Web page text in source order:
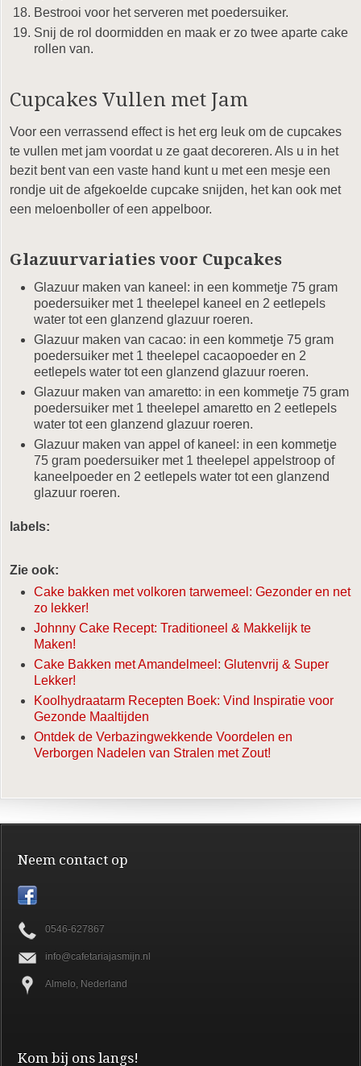
Bestrooi voor het serveren met poedersuiker.
Snij de rol doormidden en maak er zo twee aparte cake
rollen van.
Cupcakes Vullen met Jam
Voor een verrassend effect is het erg leuk om de cupcakes
te vullen met jam voordat u ze gaat decoreren. Als u in het
bezit bent van een vaste hand kunt u met een mesje een
rondje uit de afgekoelde cupcake snijden, het kan ook met
een meloenboller of een appelboor.
Glazuurvariaties voor Cupcakes
Glazuur maken van kaneel: in een kommetje 75 gram
poedersuiker met 1 theelepel kaneel en 2 eetlepels
water tot een glanzend glazuur roeren.
Glazuur maken van cacao: in een kommetje 75 gram
poedersuiker met 1 theelepel cacaopoeder en 2
eetlepels water tot een glanzend glazuur roeren.
Glazuur maken van amaretto: in een kommetje 75 gram
poedersuiker met 1 theelepel amaretto en 2 eetlepels
water tot een glanzend glazuur roeren.
Glazuur maken van appel of kaneel: in een kommetje
75 gram poedersuiker met 1 theelepel appelstroop of
kaneelpoeder en 2 eetlepels water tot een glanzend
glazuur roeren.
labels:
Zie ook:
Cake bakken met volkoren tarwemeel: Gezonder en net
zo lekker!
Johnny Cake Recept: Traditioneel & Makkelijk te
Maken!
Cake Bakken met Amandelmeel: Glutenvrij & Super
Lekker!
Koolhydraatarm Recepten Boek: Vind Inspiratie voor
Gezonde Maaltijden
Ontdek de Verbazingwekkende Voordelen en
Verborgen Nadelen van Stralen met Zout!
Neem contact op
0546-627867
info@cafetariajasmijn.nl
Almelo, Nederland
Kom bij ons langs!